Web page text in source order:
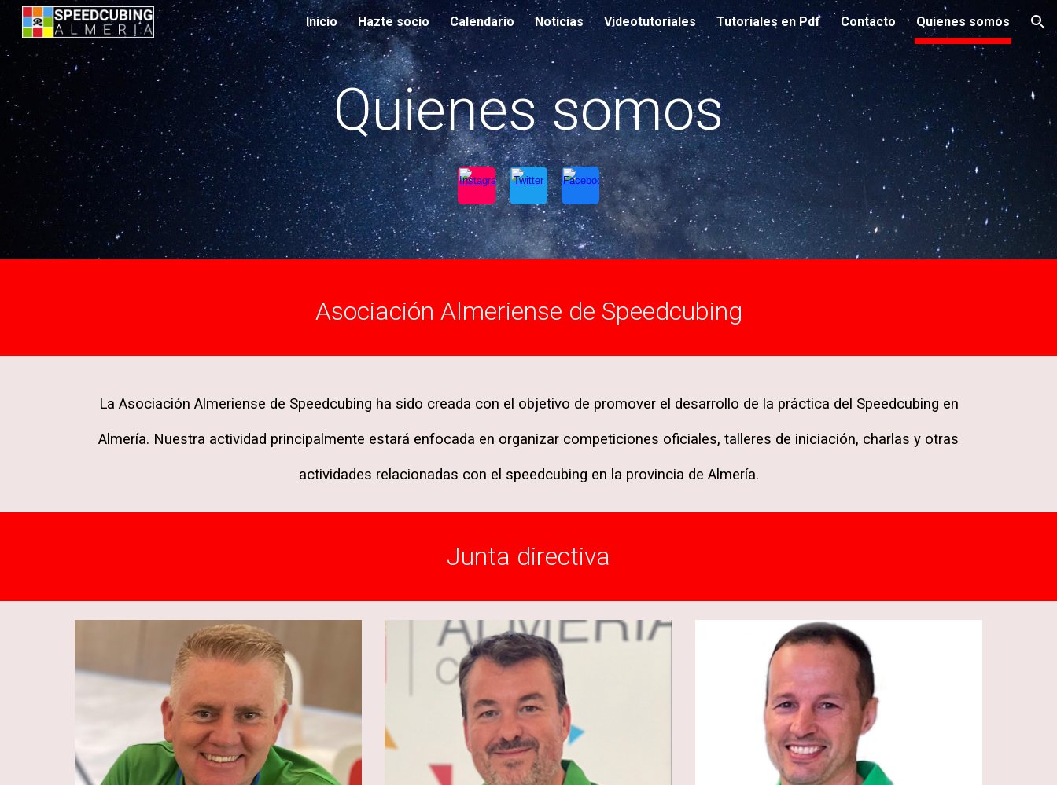
Skip to main content Skip to navigation
Inicio Hazte socio Calendario Noticias Videotutoriales Tutoriales en Pdf Contacto Quienes somos
Quienes somos
Asociación Almeriense de Speedcubing
La Asociación Almeriense de Speedcubing ha sido creada con el objetivo de promover el desarrollo de la práctica del Speedcubing en
Almería. Nuestra actividad principalmente estará enfocada en organizar competiciones oficiales, talleres de iniciación, charlas y otras
actividades relacionadas con el speedcubing en la provincia de Almería.
Junta directiva